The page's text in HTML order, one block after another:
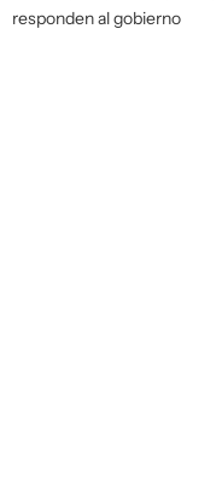
responden al gobierno